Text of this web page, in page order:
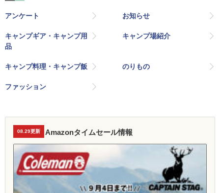
アンケート お知らせ
キャンプギア・キャンプ用
品
キャンプ場紹介
キャンプ料理・キャンプ飯 のりもの
ファッション
08.29更新 Amazonタイムセール情報